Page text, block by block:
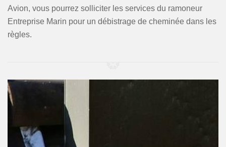
Avion, vous pourrez solliciter les services du ramoneur
Entreprise Marin pour un débistrage de cheminée dans les
règles.